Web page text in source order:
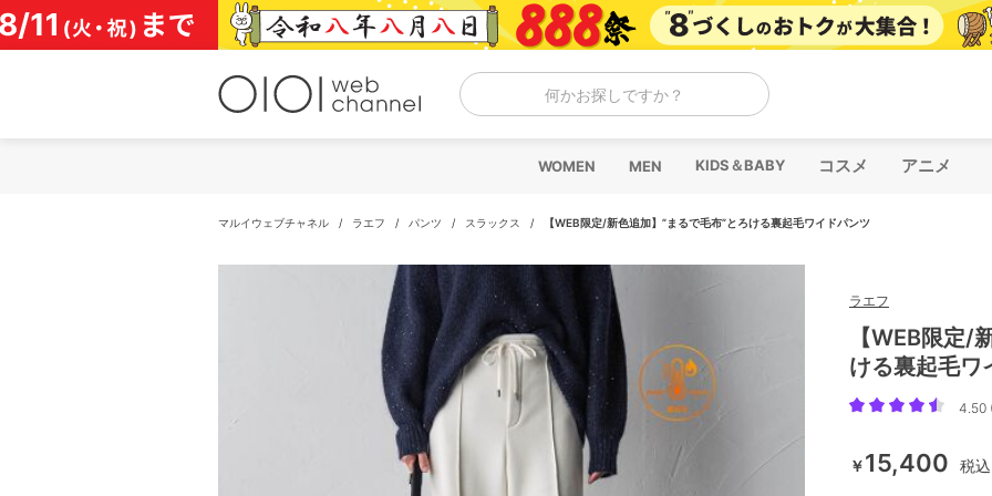
コ
ン
テ
何かお探しですか？
WOMEN MEN KIDS＆BABY コスメ アニメ
マルイウェブチャネル / ラエフ / パンツ / スラックス / 【WEB限定/新色追加】”まるで毛布”とろける裏起毛ワイドパンツ
ラエフ
【WEB限定/
ける裏起毛ワ
4.50
￥15,400 税込